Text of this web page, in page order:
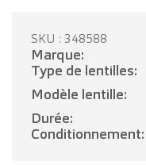
SKU : 348588
Marque:
Type de lentilles:
Modèle lentille:
Durée:
Conditionnement: